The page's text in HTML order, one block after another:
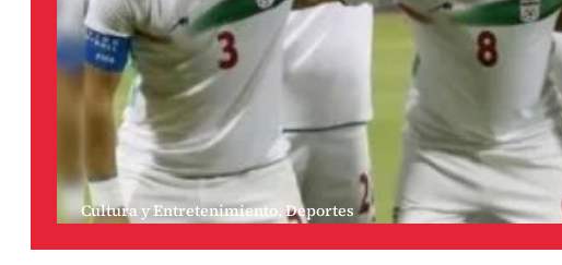
Cultura y Entretenimiento, Deportes